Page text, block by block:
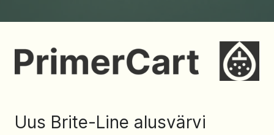
Uus Brite-Line alusvärvi